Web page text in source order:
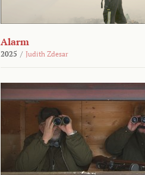
Alarm
2025 / Judith Zdesar